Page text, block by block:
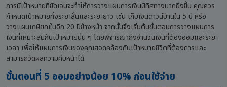
การมีเป้าหมายที่ชัดเจนจะทำให้การวางแผนการเงินมีทิศทางมากยิ่งขึ้น คุณควร
กำหนดเป้าหมายทั้งระยะสั้นและระยะยาว เช่น เก็บเงินดาวน์บ้านใน 5 ปี หรือ
วางแผนเกษียณในอีก 20 ปีข้างหน้า จากนั้นจึงเริ่มต้นขั้นตอนการวางแผนการ
เงินที่เหมาะสมกับเป้าหมายนั้น ๆ โดยพิจารณาถึงจำนวนเงินที่ต้องออมและระยะ
เวลา เพื่อให้แผนการเงินของคุณสอดคล้องกับเป้าหมายชีวิตที่ต้องการและ
สามารถวัดผลความคืบหน้าได้
ขั้นตอนที่ 5 ออมอย่างน้อย 10% ก่อนใช้จ่าย